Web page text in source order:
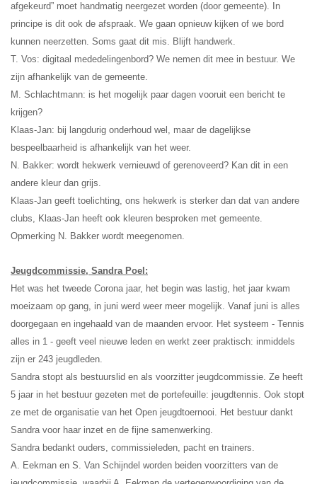
afgekeurd” moet handmatig neergezet worden (door gemeente). In
principe is dit ook de afspraak. We gaan opnieuw kijken of we bord
kunnen neerzetten. Soms gaat dit mis. Blijft handwerk.
T. Vos: digitaal mededelingenbord? We nemen dit mee in bestuur. We
zijn afhankelijk van de gemeente.
M. Schlachtmann: is het mogelijk paar dagen vooruit een bericht te
krijgen?
Klaas-Jan: bij langdurig onderhoud wel, maar de dagelijkse
bespeelbaarheid is afhankelijk van het weer.
N. Bakker: wordt hekwerk vernieuwd of gerenoveerd? Kan dit in een
andere kleur dan grijs.
Klaas-Jan geeft toelichting, ons hekwerk is sterker dan dat van andere
clubs, Klaas-Jan heeft ook kleuren besproken met gemeente.
Opmerking N. Bakker wordt meegenomen.
Jeugdcommissie, Sandra Poel:
Het was het tweede Corona jaar, het begin was lastig, het jaar kwam
moeizaam op gang, in juni werd weer meer mogelijk. Vanaf juni is alles
doorgegaan en ingehaald van de maanden ervoor. Het systeem - Tennis
alles in 1 - geeft veel nieuwe leden en werkt zeer praktisch: inmiddels
zijn er 243 jeugdleden.
Sandra stopt als bestuurslid en als voorzitter jeugdcommissie. Ze heeft
5 jaar in het bestuur gezeten met de portefeuille: jeugdtennis. Ook stopt
ze met de organisatie van het Open jeugdtoernooi. Het bestuur dankt
Sandra voor haar inzet en de fijne samenwerking.
Sandra bedankt ouders, commissieleden, pacht en trainers.
A. Eekman en S. Van Schijndel worden beiden voorzitters van de